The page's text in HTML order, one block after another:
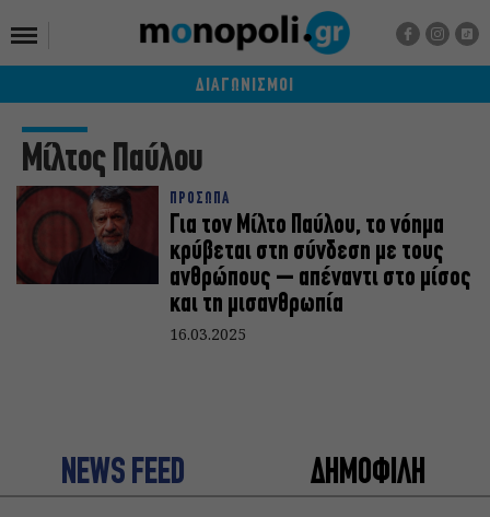
ΔΙΑΓΩΝΙΣΜΟΙ
Μίλτος Παύλου
ΠΡΟΣΩΠΑ
Για τον Μίλτο Παύλου, το νόημα
κρύβεται στη σύνδεση με τους
ανθρώπους – απέναντι στο μίσος
και τη μισανθρωπία
16.03.2025
NEWS FEED ΔΗΜΟΦΙΛΗ